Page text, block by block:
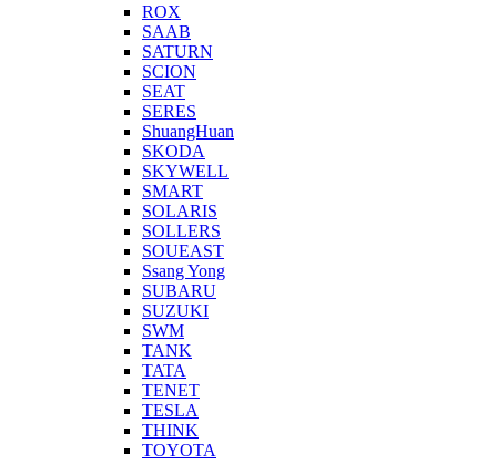
ROX
SAAB
SATURN
SCION
SEAT
SERES
ShuangHuan
SKODA
SKYWELL
SMART
SOLARIS
SOLLERS
SOUEAST
Ssang Yong
SUBARU
SUZUKI
SWM
TANK
TATA
TENET
TESLA
THINK
TOYOTA